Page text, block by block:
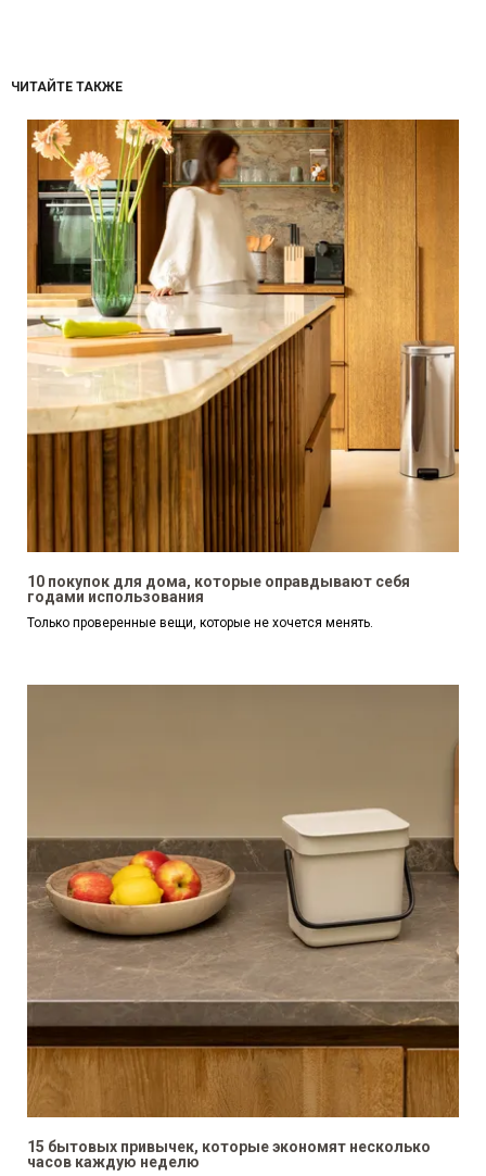
ЧИТАЙТЕ ТАКЖЕ
10 покупок для дома, которые оправдывают себя
годами использования
Только проверенные вещи, которые не хочется менять.
15 бытовых привычек, которые экономят несколько
часов каждую неделю